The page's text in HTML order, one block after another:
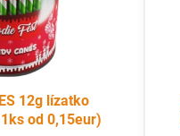
12g lízatko
od 0,15eur)